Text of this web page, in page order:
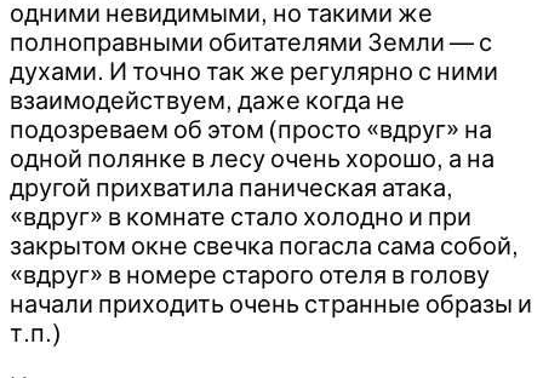
одними невидимыми, но такими же
полноправными обитателями Земли — с
духами. И точно так же регулярно с ними
взаимодействуем, даже когда не
подозреваем об этом (просто «вдруг» на
одной полянке в лесу очень хорошо, а на
другой прихватила паническая атака,
«вдруг» в комнате стало холодно и при
закрытом окне свечка погасла сама собой,
«вдруг» в номере старого отеля в голову
начали приходить очень странные образы и
т.п.)